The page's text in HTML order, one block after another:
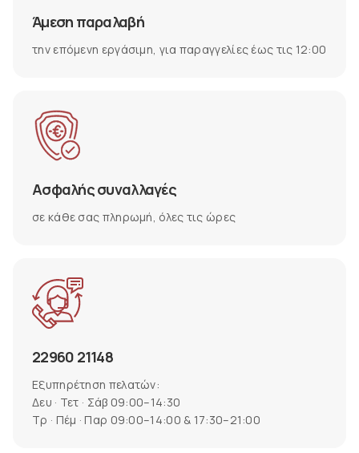
Άμεση παραλαβή
την επόμενη εργάσιμη, για παραγγελίες έως τις 12:00
Ασφαλής συναλλαγές
σε κάθε σας πληρωμή, όλες τις ώρες
22960 21148
Εξυπηρέτηση πελατών:
Δευ · Τετ · Σάβ 09:00–14:30
Τρ · Πέμ · Παρ 09:00–14:00 & 17:30–21:00